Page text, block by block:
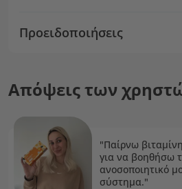
Προειδοποιήσεις
Απόψεις των
"Παίρνω
για να βοηθήσω
ανοσοποιητικό
σύστημα."